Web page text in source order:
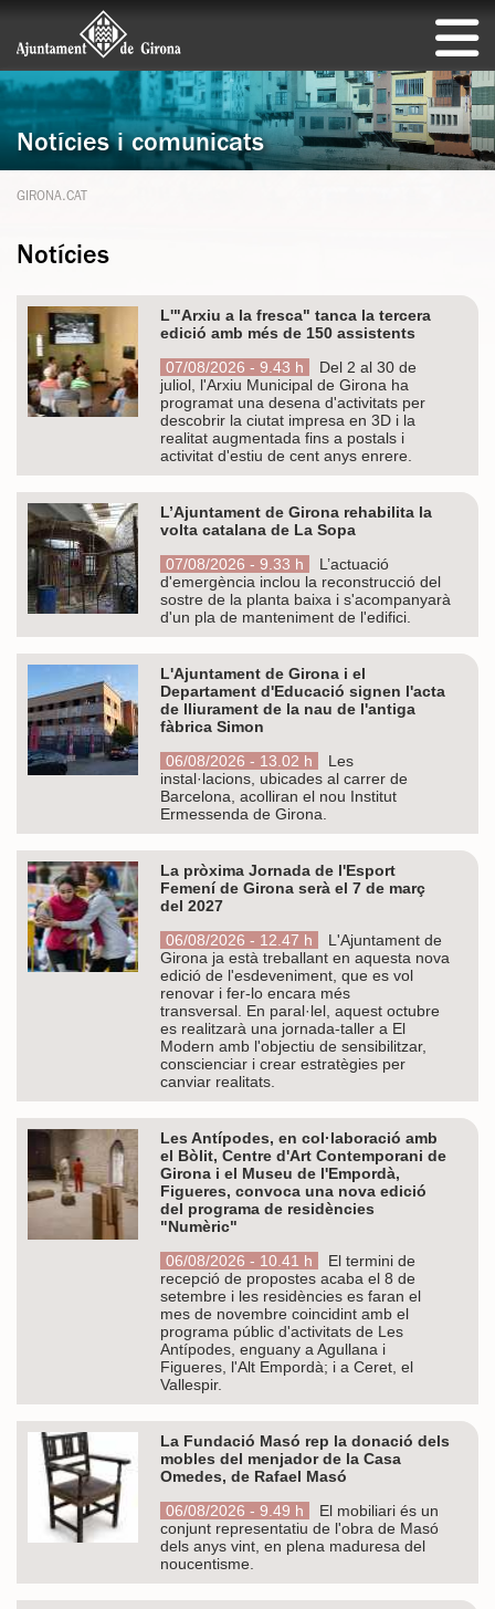
Notícies i comunicats
GIRONA.CAT
Notícies
L'"Arxiu a la fresca" tanca la tercera
edició amb més de 150 assistents
07/08/2026 - 9.43 h
Del 2 al 30 de
juliol, l'Arxiu Municipal de Girona ha
programat una desena d'activitats per
descobrir la ciutat impresa en 3D i la
realitat augmentada fins a postals i
activitat d'estiu de cent anys enrere.
L’Ajuntament de Girona rehabilita la
volta catalana de La Sopa
07/08/2026 - 9.33 h
L’actuació
d'emergència inclou la reconstrucció del
sostre de la planta baixa i s'acompanyarà
d'un pla de manteniment de l'edifici.
L'Ajuntament de Girona i el
Departament d'Educació signen l'acta
de lliurament de la nau de l'antiga
fàbrica Simon
06/08/2026 - 13.02 h
Les
instal·lacions, ubicades al carrer de
Barcelona, acolliran el nou Institut
Ermessenda de Girona.
La pròxima Jornada de l'Esport
Femení de Girona serà el 7 de març
del 2027
06/08/2026 - 12.47 h
L'Ajuntament de
Girona ja està treballant en aquesta nova
edició de l'esdeveniment, que es vol
renovar i fer-lo encara més
transversal. En paral·lel, aquest octubre
es realitzarà una jornada-taller a El
Modern amb l'objectiu de sensibilitzar,
conscienciar i crear estratègies per
canviar realitats.
Les Antípodes, en col·laboració amb
el Bòlit, Centre d'Art Contemporani de
Girona i el Museu de l'Empordà,
Figueres, convoca una nova edició
del programa de residències
"Numèric"
06/08/2026 - 10.41 h
El termini de
recepció de propostes acaba el 8 de
setembre i les residències es faran el
mes de novembre coincidint amb el
programa públic d'activitats de Les
Antípodes, enguany a Agullana i
Figueres, l'Alt Empordà; i a Ceret, el
Vallespir.
La Fundació Masó rep la donació dels
mobles del menjador de la Casa
Omedes, de Rafael Masó
06/08/2026 - 9.49 h
El mobiliari és un
conjunt representatiu de l'obra de Masó
dels anys vint, en plena maduresa del
noucentisme.